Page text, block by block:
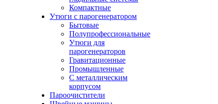
Компактные
Утюги с парогенератором
Бытовые
Полупрофессиональные
Утюги для
парогенераторов
Гравитационные
Промышленные
С металлическим
корпусом
Пароочистители